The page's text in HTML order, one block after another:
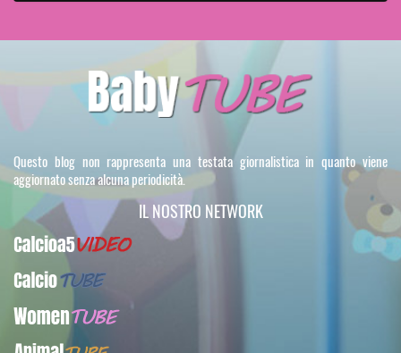
Questo blog non rappresenta una testata giornalistica in quanto viene
aggiornato senza alcuna periodicità.
IL NOSTRO NETWORK
Calcioa5Video